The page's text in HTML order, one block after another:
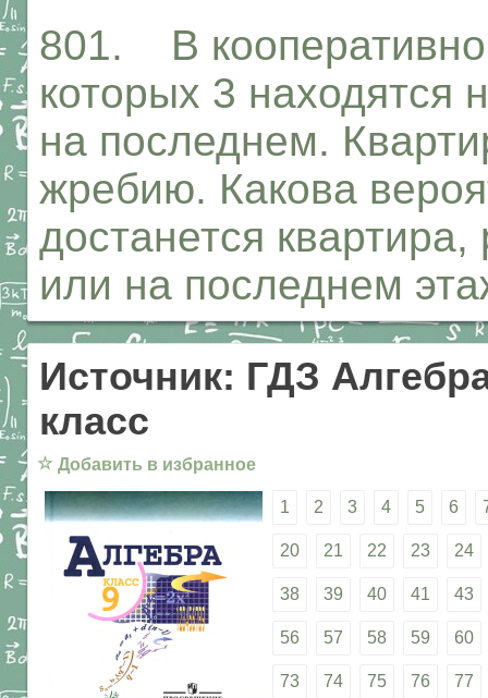
801. В
которых 3
на последнем.
жребию. Какова
достанется
или на последнем
Источник: ГДЗ
класс
☆ Добавить в избранное
1 2 3 4 5 6
20 21 22 23 24
38 39 40 41 43
56 57 58 59 60
73 74 75 76 77